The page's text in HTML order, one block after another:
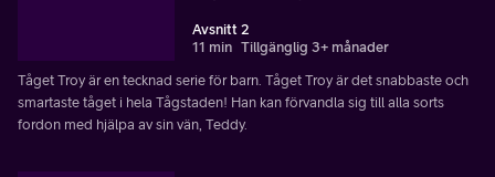
Avsnitt 2
11 min Tillgänglig 3+ månader
Tåget Troy är en tecknad serie för barn. Tåget Troy är det snabbaste och
smartaste tåget i hela Tågstaden! Han kan förvandla sig till alla sorts
fordon med hjälpa av sin vän, Teddy.